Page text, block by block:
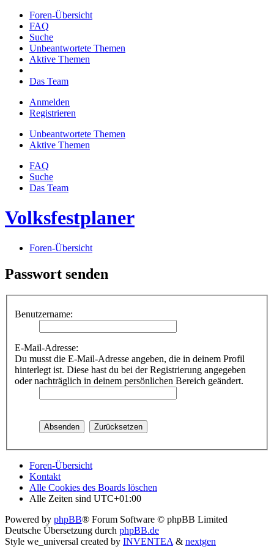
Foren-Übersicht
FAQ
Suche
Unbeantwortete Themen
Aktive Themen
Das Team
Anmelden
Registrieren
Unbeantwortete Themen
Aktive Themen
FAQ
Suche
Das Team
Volksfestplaner
Foren-Übersicht
Passwort senden
Benutzername:
E-Mail-Adresse:
Du musst die E-Mail-Adresse angeben, die in deinem Profil
hinterlegt ist. Diese hast du bei der Registrierung angegeben
oder nachträglich in deinem persönlichen Bereich geändert.
Foren-Übersicht
Kontakt
Alle Cookies des Boards löschen
Alle Zeiten sind UTC+01:00
Powered by phpBB® Forum Software © phpBB Limited
Deutsche Übersetzung durch phpBB.de
Style we_universal created by INVENTEA & nextgen